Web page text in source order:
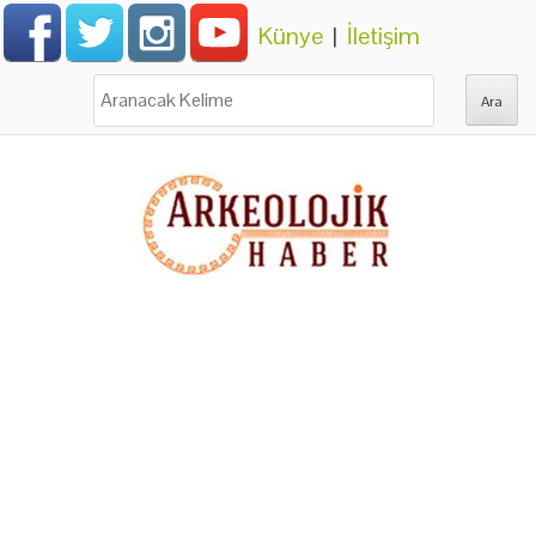
Künye | İletişim